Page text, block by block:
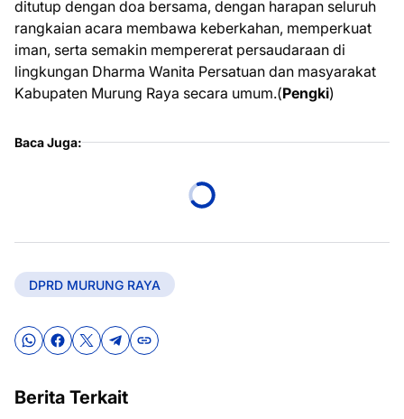
ditutup dengan doa bersama, dengan harapan seluruh
rangkaian acara membawa keberkahan, memperkuat
iman, serta semakin mempererat persaudaraan di
lingkungan Dharma Wanita Persatuan dan masyarakat
Kabupaten Murung Raya secara umum.(Pengki)
Baca Juga:
DPRD MURUNG RAYA
Berita Terkait